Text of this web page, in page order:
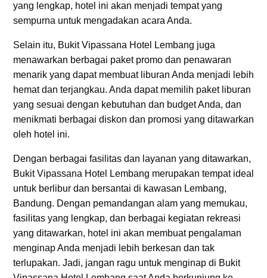
yang lengkap, hotel ini akan menjadi tempat yang
sempurna untuk mengadakan acara Anda.
Selain itu, Bukit Vipassana Hotel Lembang juga
menawarkan berbagai paket promo dan penawaran
menarik yang dapat membuat liburan Anda menjadi lebih
hemat dan terjangkau. Anda dapat memilih paket liburan
yang sesuai dengan kebutuhan dan budget Anda, dan
menikmati berbagai diskon dan promosi yang ditawarkan
oleh hotel ini.
Dengan berbagai fasilitas dan layanan yang ditawarkan,
Bukit Vipassana Hotel Lembang merupakan tempat ideal
untuk berlibur dan bersantai di kawasan Lembang,
Bandung. Dengan pemandangan alam yang memukau,
fasilitas yang lengkap, dan berbagai kegiatan rekreasi
yang ditawarkan, hotel ini akan membuat pengalaman
menginap Anda menjadi lebih berkesan dan tak
terlupakan. Jadi, jangan ragu untuk menginap di Bukit